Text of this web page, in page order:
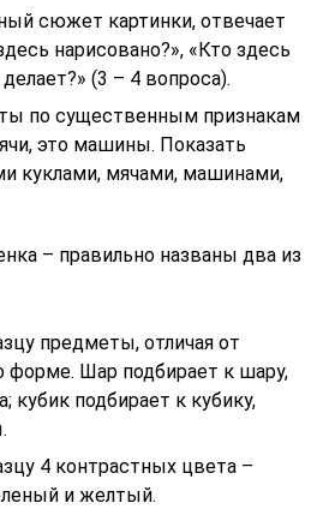
сюжет картинки, отвечает
нарисовано?», «Кто здесь
(3 – 4 вопроса).
по существенным признакам
это машины. Показать
куклами, мячами, машинами,
– правильно названы два из
предметы, отличая от
форме. Шар подбирает к шару,
кубик подбирает к кубику,
4 контрастных цвета –
и желтый.